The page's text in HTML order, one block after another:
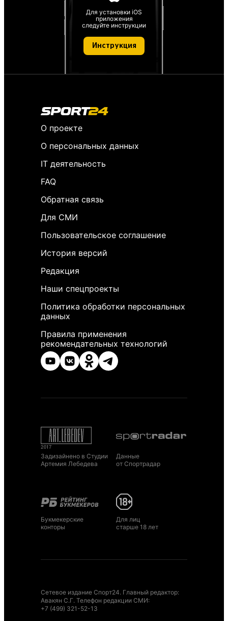
Для установки iOS
приложения
следуйте инструкции
Инструкция
О проекте
О персональных данных
IT деятельность
FAQ
Обратная связь
Для СМИ
Пользовательское соглашение
История версий
Редакция
Наши спецпроекты
Политика обработки персональных
данных
Правила применения
рекомендательных технологий
Задизайнено в Студии
Артемия Лебедева
Данные
от Спортрадар
Букмекерские
конторы
Для лиц
старше 18 лет
Сетевое издание Спорт24. Главный редактор:
Авакян С.Г. Телефон редакции СМИ:
+7 (499) 321-52-13